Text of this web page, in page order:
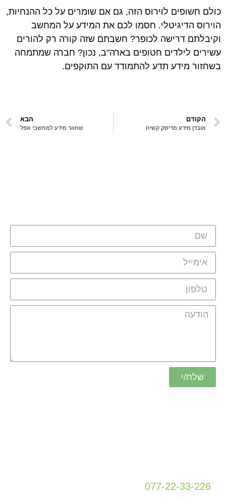
כולם חשופים לוירוס הזה, גם אם שומרים על כל ההנחיות,
הוירוס הדיגיטלי. חסמו לכם את המידע על המחשב
וקיבלתם דרישה לכופר? חשבתם שזה קורה רק להורים
עשירים לילדים חטופים בארה"ב, נכון? חברה שמתמחה
בשחזור מידע תדע להתמודד עם התוקפים.
הקודם
אובדן מידע מדיסק קשיח
הבא
שחזור מידע למחשבי אפל
שלח/י
077-22-33-226